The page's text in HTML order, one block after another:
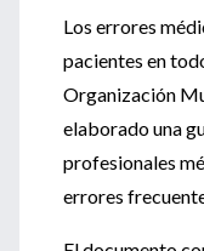
Los errores
pacientes en
Organización
elaborado una
profesionales
errores